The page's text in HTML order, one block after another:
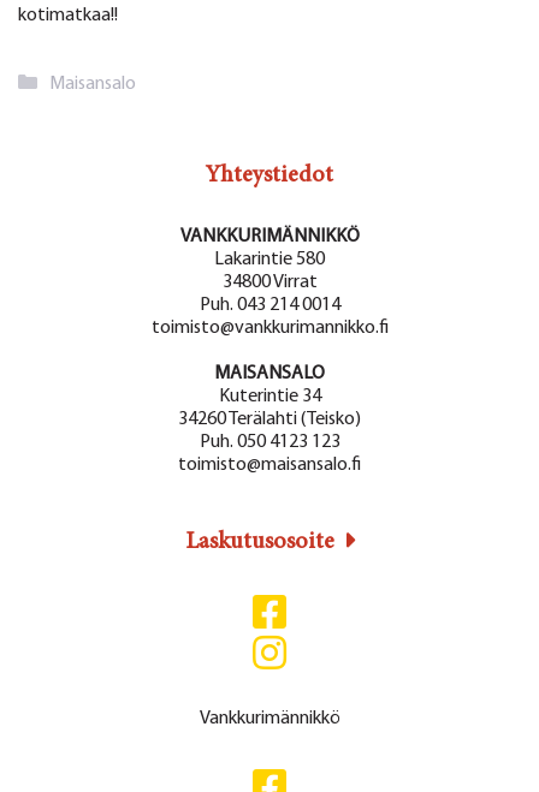
kotimatkaa!!
Kategoriat
Maisansalo
Yhteystiedot
VANKKURIMÄNNIKKÖ
Lakarintie 580
34800 Virrat
Puh. 043 214 0014
toimisto@vankkurimannikko.fi
MAISANSALO
Kuterintie 34
34260 Terälahti (Teisko)
Puh. 050 4123 123
toimisto@maisansalo.fi
Laskutusosoite
Vankkurimännikkö